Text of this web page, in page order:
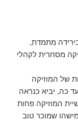
מתמדת,
מסחרית לקהלי
של המוזיקה
כה, יביא כנראה
המוזיקה פחות
מישהו שמוכר טוב